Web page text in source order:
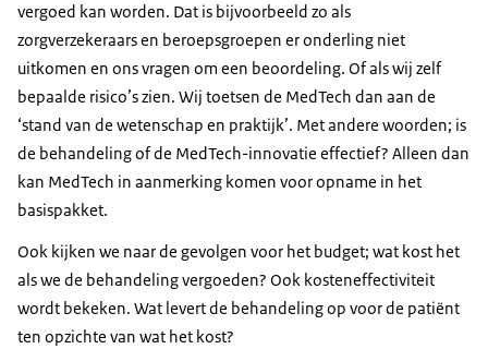
vergoed kan worden. Dat is bijvoorbeeld zo als
zorgverzekeraars en beroepsgroepen er onderling niet
uitkomen en ons vragen om een beoordeling. Of als wij zelf
bepaalde risico’s zien. Wij toetsen de MedTech dan aan de
‘stand van de wetenschap en praktijk’. Met andere woorden; is
de behandeling of de MedTech-innovatie effectief? Alleen dan
kan MedTech in aanmerking komen voor opname in het
basispakket.
Ook kijken we naar de gevolgen voor het budget; wat kost het
als we de behandeling vergoeden? Ook kosteneffectiviteit
wordt bekeken. Wat levert de behandeling op voor de patiënt
ten opzichte van wat het kost?